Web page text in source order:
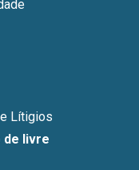
Lítigios
de livre